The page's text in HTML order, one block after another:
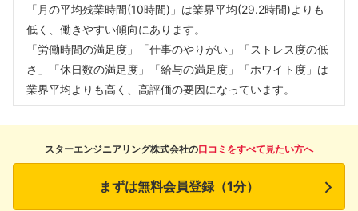
「月の平均残業時間(10時間)」は業界平均(29.2時間)よりも
低く、働きやすい傾向にあります。
「労働時間の満足度」「仕事のやりがい」「ストレス度の低
さ」「休日数の満足度」「給与の満足度」「ホワイト度」は
業界平均よりも高く、高評価の要因になっています。
スターエンジニアリング株式会社の口コミをすべて見たい方へ
まずは無料会員登録（1分）